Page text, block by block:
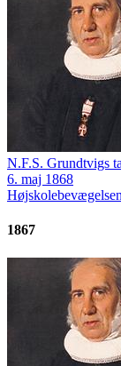
N.F.S. Grundtvigs
6. maj 1868
Højskolebevægelsen
1867